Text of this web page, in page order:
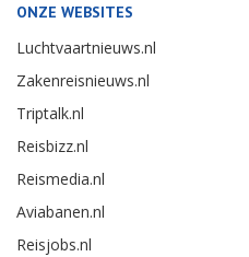
ONZE WEBSITES
Luchtvaartnieuws.nl
Zakenreisnieuws.nl
Triptalk.nl
Reisbizz.nl
Reismedia.nl
Aviabanen.nl
Reisjobs.nl